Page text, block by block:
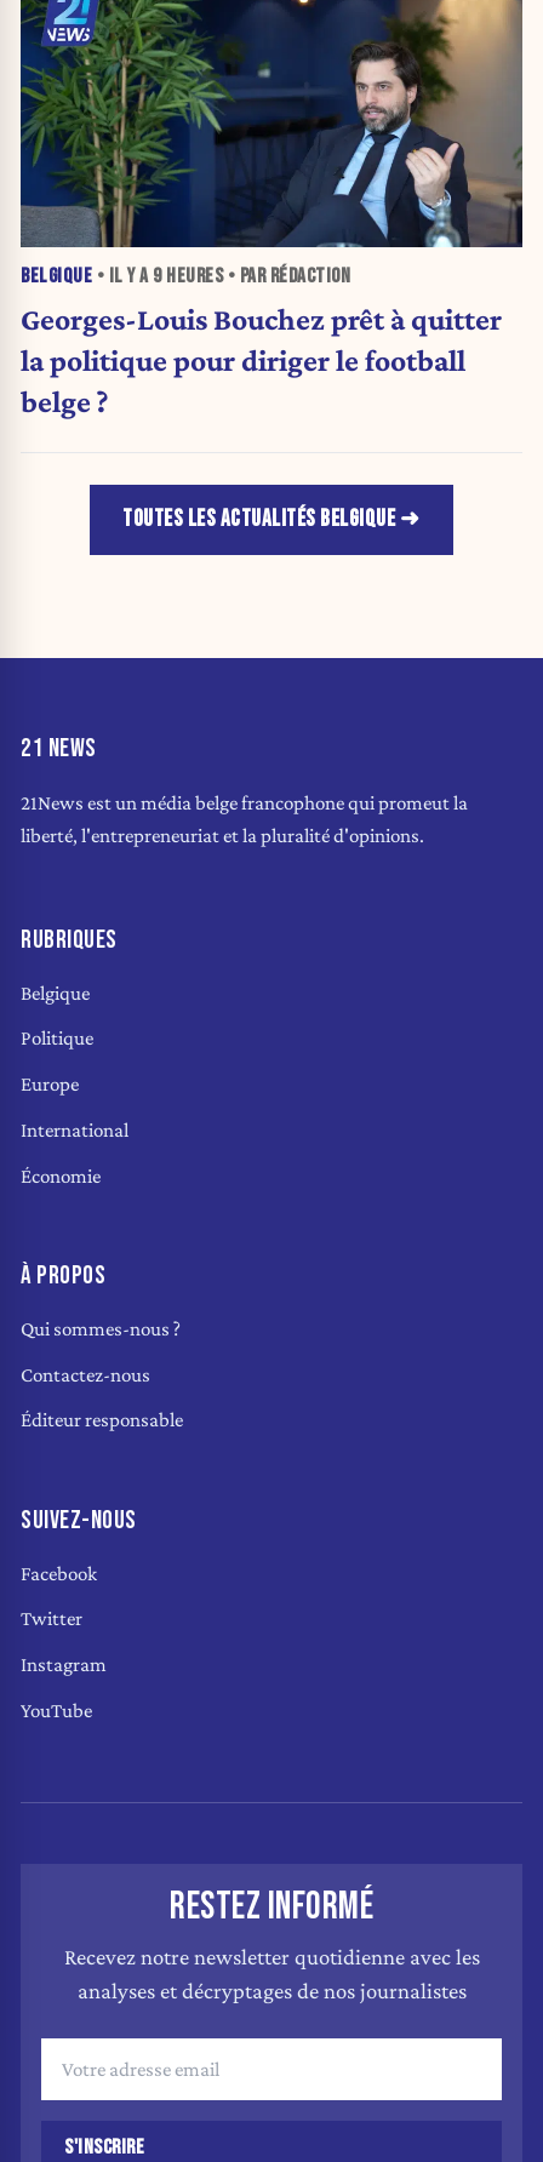
BELGIQUE • IL Y A 9 HEURES• PAR RÉDACTION
Georges-Louis Bouchez prêt à quitter
la politique pour diriger le football
belge ?
TOUTES LES ACTUALITÉS BELGIQUE
21 NEWS
21News est un média belge francophone qui promeut la
liberté, l'entrepreneuriat et la pluralité d'opinions.
RUBRIQUES
Belgique
Politique
Europe
International
Économie
À PROPOS
Qui sommes-nous ?
Contactez-nous
Éditeur responsable
SUIVEZ-NOUS
Facebook
Twitter
Instagram
YouTube
RESTEZ INFORMÉ
Recevez notre newsletter quotidienne avec les
analyses et décryptages de nos journalistes
S'INSCRIRE